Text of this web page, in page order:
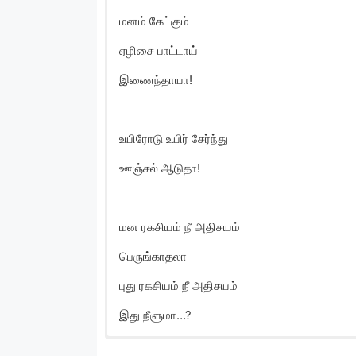
மனம் கேட்கும்
ஏழிசை பாட்டாய்
இணைந்தாயா!
உயிரோடு உயிர் சேர்ந்து
ஊஞ்சல் ஆடுதா!
மன ரகசியம் நீ அதிசயம்
பெருங்காதலா
புது ரகசியம் நீ அதிசயம்
இது நீளுமா…?